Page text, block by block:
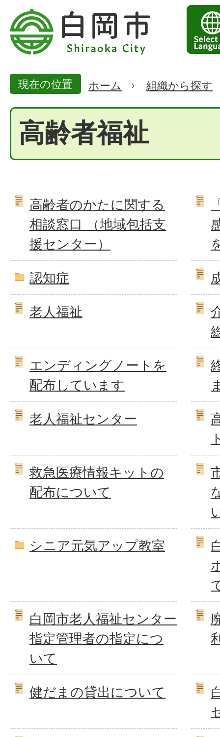
現在の位置 ホーム 組織から探す
高齢者福祉
高齢者のかたに関する
相談窓口 （地域包括支
援センター）
認知症
老人福祉
エンディングノートを
配布しています
老人福祉センター
救急医療情報キットの
配布について
シニア元気アップ教室
白岡市老人福祉センター
指定管理者の指定につ
いて
健だまの貸出について